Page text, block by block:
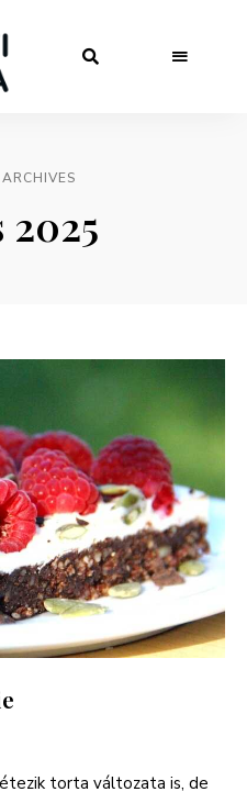
torta változata is, de